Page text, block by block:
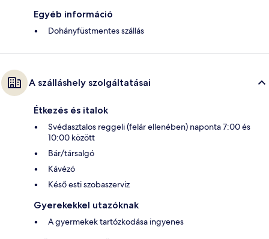
Egyéb információ
Dohányfüstmentes szállás
A szálláshely szolgáltatásai
Étkezés és italok
Svédasztalos reggeli (felár ellenében) naponta 7:00 és
10:00 között
Bár/társalgó
Kávézó
Késő esti szobaszerviz
Gyerekekkel utazóknak
A gyermekek tartózkodása ingyenes